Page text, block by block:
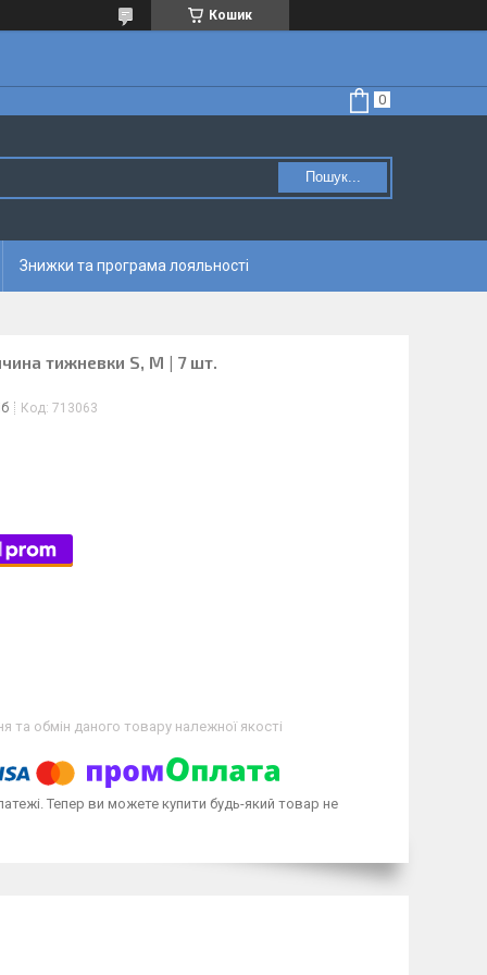
Кошик
Пошук...
Знижки та програма лояльності
тижневки S, M | 7 шт.
Код: 713063
та обмін даного товару належної якості
Тепер ви можете купити будь-який товар не